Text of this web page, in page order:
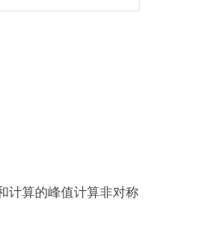
计算的峰值计算非对称